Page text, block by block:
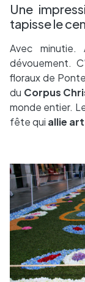
Une
tapisse le
Avec minutie.
dévouement.
floraux de
du Corpus
monde entier.
fête qui allie